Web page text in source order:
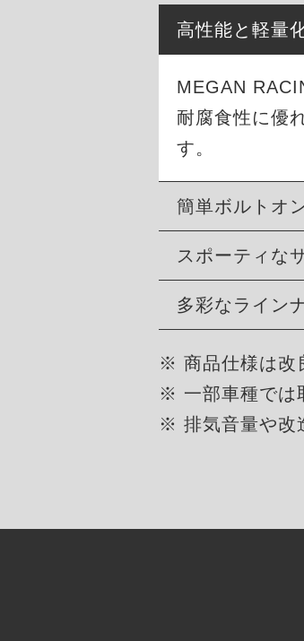
高性能と軽量
MEGAN
耐腐食性に優
す。
簡単ボルトオ
スポーティな
多彩なライン
※ 商品仕様は改
※ 一部車種では
※ 排気音量や改